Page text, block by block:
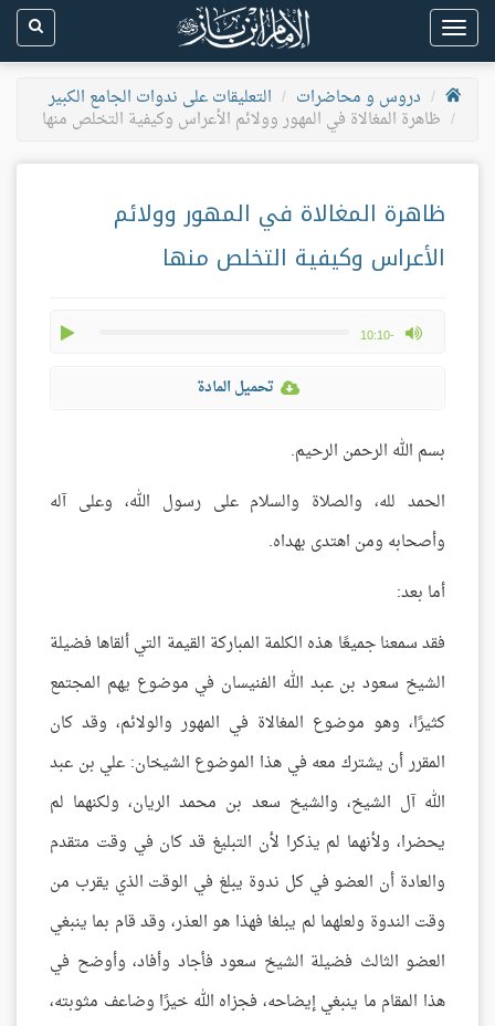
Toggle
navigation
دروس و محاضرات
التعليقات على ندوات الجامع الكبير
ظاهرة المغالاة في المهور وولائم الأعراس وكيفية التخلص منها
ظاهرة المغالاة في المهور وولائم
الأعراس وكيفية التخلص منها
-10:10
max volume
تحميل المادة
بسم الله الرحمن الرحيم.
الحمد لله، والصلاة والسلام على رسول الله، وعلى آله
وأصحابه ومن اهتدى بهداه.
أما بعد:
فقد سمعنا جميعًا هذه الكلمة المباركة القيمة التي ألقاها فضيلة
الشيخ سعود بن عبد الله الفنيسان في موضوع يهم المجتمع
كثيرًا، وهو موضوع المغالاة في المهور والولائم، وقد كان
المقرر أن يشترك معه في هذا الموضوع الشيخان: علي بن عبد
الله آل الشيخ، والشيخ سعد بن محمد الريان، ولكنهما لم
يحضرا، ولأنهما لم يذكرا لأن التبليغ قد كان في وقت متقدم
والعادة أن العضو في كل ندوة يبلغ في الوقت الذي يقرب من
وقت الندوة ولعلهما لم يبلغا فهذا هو العذر، وقد قام بما ينبغي
العضو الثالث فضيلة الشيخ سعود فأجاد وأفاد، وأوضح في
هذا المقام ما ينبغي إيضاحه، فجزاه الله خيرًا وضاعف مثوبته،